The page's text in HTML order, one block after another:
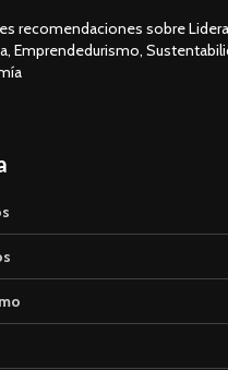
recomendaciones sobre
Emprendedurismo,